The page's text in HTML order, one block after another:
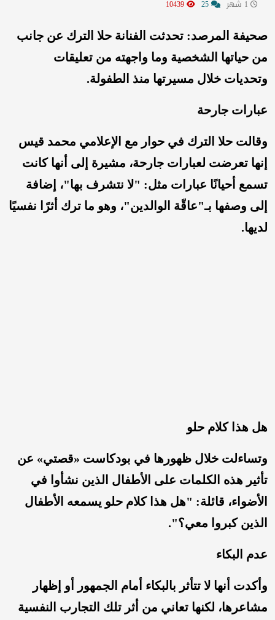
صحيفة المرصد: تحدثت الفنانة حلا الترك عن جانب
من حياتها الشخصية وما واجهته من تعليقات
وتحديات خلال مسيرتها منذ الطفولة.
عبارات جارحة
وقالت حلا الترك في حوار مع الإعلامي محمد قيس
إنها تعرضت لعبارات جارحة، مشيرة إلى أنها كانت
تسمع أحيانًا عبارات مثل: "لا نتشرف بها"، إضافة
إلى وصفها بـ"عاقّة الوالدين"، وهو ما ترك أثرًا نفسيًا
لديها.
هل هذا كلام حلو
وتساءلت خلال ظهورها في بودكاست «قصتي» عن
تأثير هذه الكلمات على الأطفال الذين نشأوا في
الأضواء، قائلة: "هل هذا كلام حلو يسمعه الأطفال
الذين كبروا معي؟".
عدم البكاء
وأكدت أنها لا تتأثر بالبكاء أمام الجمهور أو إظهار
مشاعرها، لكنها تعاني من أثر تلك التجارب النفسية